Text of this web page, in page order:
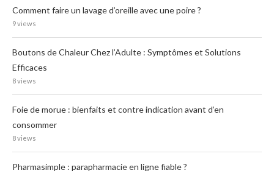
Comment faire un lavage d’oreille avec une poire ?
9 views
Boutons de Chaleur Chez l’Adulte : Symptômes et Solutions
Efficaces
8 views
Foie de morue : bienfaits et contre indication avant d’en
consommer
8 views
Pharmasimple : parapharmacie en ligne fiable ?